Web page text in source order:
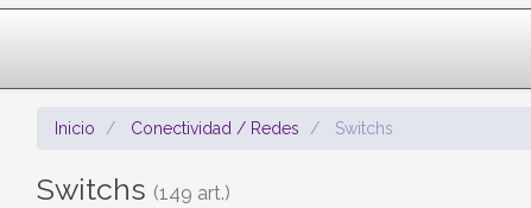
Inicio Conectividad / Redes Switchs
Switchs (149 art.)